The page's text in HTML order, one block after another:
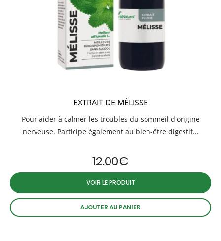
EXTRAIT DE MÉLISSE
Pour aider à calmer les troubles du sommeil d'origine
nerveuse. Participe également au bien-être digestif...
12.00€
VOIR LE PRODUIT
AJOUTER AU PANIER